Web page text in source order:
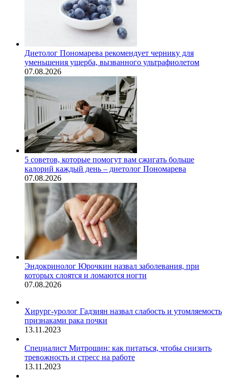
Диетолог Пономарева рекомендует чернику для
уменьшения ущерба, вызванного ультрафиолетом
07.08.2026
5 советов, которые помогут вам сжигать больше
калорий каждый день – диетолог Пономарева
07.08.2026
Эндокринолог Юрочкин назвал заболевания, при
которых слоятся и ломаются ногти
07.08.2026
Хирург-уролог Гадзиян назвал слабость и утомляемость
признаками рака почки
13.11.2023
Специалист Митрошин: как питаться, чтобы снизить
тревожность и стресс на работе
13.11.2023